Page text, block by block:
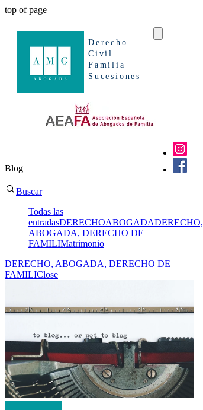
top of page
Derecho
Civil
Familia
Sucesiones
Blog
Buscar
Todas las
entradasDERECHOABOGADADERECHO,
ABOGADA, DERECHO DE
FAMILIMatrimonio
DERECHO, ABOGADA, DERECHO DE
FAMILIClose